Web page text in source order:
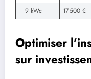
9 kWc
17 500 €
Optimiser
sur